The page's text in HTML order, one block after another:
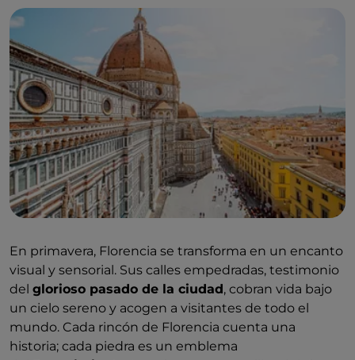
En primavera, Florencia se transforma en un encanto
visual y sensorial. Sus calles empedradas, testimonio
del glorioso pasado de la ciudad , cobran vida bajo
un cielo sereno y acogen a visitantes de todo el
mundo. Cada rincón de Florencia cuenta una
historia; cada piedra es un emblema